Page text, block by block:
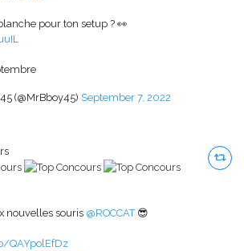
pour ton setup ? 👀
(@MrBboy45) September 7, 2022
nouvelles souris @ROCCAT😎
QAYpolEfDz